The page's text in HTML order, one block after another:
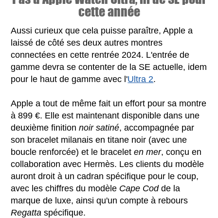
cette année
Aussi curieux que cela puisse paraître, Apple a
laissé de côté ses deux autres montres
connectées en cette rentrée 2024. L'entrée de
gamme devra se contenter de la SE actuelle, idem
pour le haut de gamme avec l'Ultra 2.
Apple a tout de même fait un effort pour sa montre
à 899 €. Elle est maintenant disponible dans une
deuxième finitionnoir satiné, accompagnée par
son bracelet milanais en titane noir (avec une
boucle renforcée) et le braceleten mer, conçu en
collaboration avec Hermès. Les clients du modèle
auront droit à un cadran spécifique pour le coup,
avec les chiffres du modèle Cape Codde la
marque de luxe, ainsi qu'un compte à rebours
Regatta spécifique.